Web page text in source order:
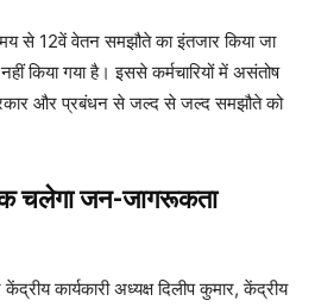
से 12वें वेतन समझौते का इंतजार किया जा
किया गया है। इससे कर्मचारियों में असंतोष
और प्रबंधन से जल्द से जल्द समझौते को
चलेगा जन-जागरूकता
कार्यकारी अध्यक्ष दिलीप कुमार, केंद्रीय